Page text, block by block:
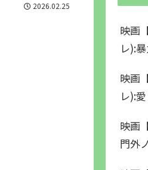
2026.02.25
映画
レ):
映画
レ):
映画
門外